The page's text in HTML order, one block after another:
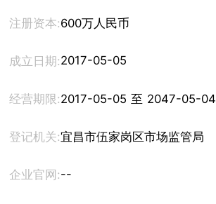
注册资本:600万人民币
成立日期:2017-05-05
经营期限: 2017-05-05 至 2047-05-04
登记机关:宜昌市伍家岗区市场监管局
企业官网:--